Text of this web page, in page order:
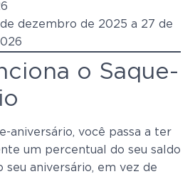
de dezembro de 2025 a 27 de
o Saque-
aniversário, você passa a ter
um percentual do seu saldo
seu aniversário, em vez de